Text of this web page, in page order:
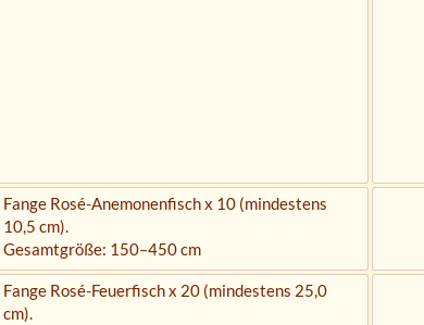
Fange Rosé-Anemonenfisch x 10 (mindestens
10,5 cm).
Gesamtgröße: 150–450 cm
Fange Rosé-Feuerfisch x 20 (mindestens 25,0
cm).